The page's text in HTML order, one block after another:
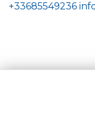
+33685549236